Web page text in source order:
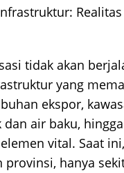
tidak akan
yang
ekspor,
air baku,
vital. Saat
provinsi, hanya